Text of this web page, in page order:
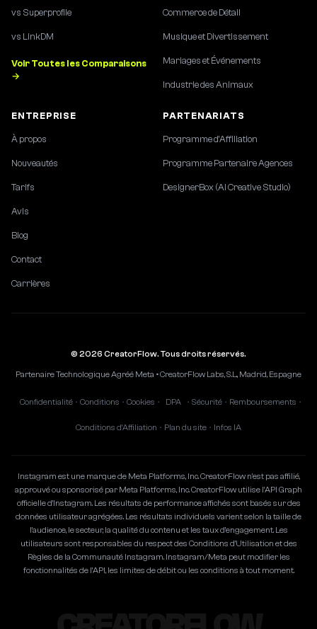
vs Superprofile
vs LinkDM
Voir Toutes les Comparaisons
→
Commerce de Détail
Musique et Divertissement
Mariages et Événements
Industrie des Animaux
ENTREPRISE
À propos
Nouveautés
Tarifs
Avis
Blog
Contact
Carrières
PARTENARIATS
Programme d'Affiliation
Programme Partenaire Agences
DesignerBox (AI Creative Studio)
© 2026 CreatorFlow. Tous droits réservés.
Partenaire Technologique Agréé Meta • CreatorFlow Labs, S.L., Madrid, Espagne
Confidentialité • Conditions • Cookies • DPA • Sécurité • Remboursements •
Conditions d'Affiliation • Plan du site • Infos IA
Instagram est une marque de Meta Platforms, Inc. CreatorFlow n'est pas affilié,
approuvé ou sponsorisé par Meta Platforms, Inc. CreatorFlow utilise l'API Graph
officielle d'Instagram. Les résultats de performance affichés sont basés sur des
données utilisateur agrégées. Les résultats individuels varient selon la taille de
l'audience, le secteur, la qualité du contenu et les taux d'engagement. Les
utilisateurs sont responsables du respect des Conditions d'Utilisation et des
Règles de la Communauté Instagram. Instagram/Meta peut modifier les
fonctionnalités de l'API, les limites de débit ou les conditions à tout moment.